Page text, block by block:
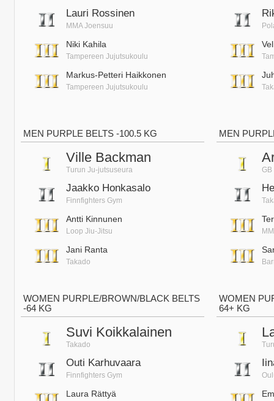
Lauri Rossinen
MMA Joensuu
Niki Kahila
Tampereen Jujutsukoulu
Markus-Petteri Haikkonen
Tampereen Jujutsukoulu
MEN PURPLE BELTS -100.5 KG
Ville Backman
Turun Ju-jutsuseura
Jaakko Honkasalo
Finnfighters Gym
Antti Kinnunen
Loop Jiu-Jitsu
Jani Ranta
Takado
MEN
GB
WOMEN PURPLE/BROWN/BLACK BELTS
-64 KG
Suvi Koikkalainen
Takado
Outi Karhuvaara
Finnfighters Gym
Laura Rättyä
WOMEN
64+ KG